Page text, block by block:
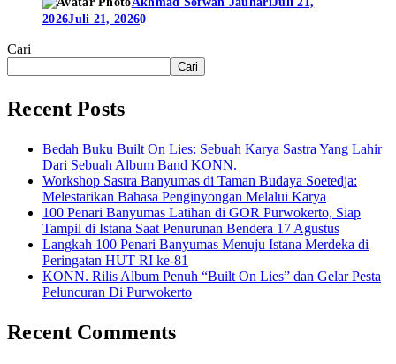
2026Juli 21, 20260
Cari
Cari
Recent Posts
Bedah Buku Built On Lies: Sebuah Karya Sastra Yang Lahir
Dari Sebuah Album Band KONN.
Workshop Sastra Banyumas di Taman Budaya Soetedja:
Melestarikan Bahasa Penginyongan Melalui Karya
100 Penari Banyumas Latihan di GOR Purwokerto, Siap
Tampil di Istana Saat Penurunan Bendera 17 Agustus
Langkah 100 Penari Banyumas Menuju Istana Merdeka di
Peringatan HUT RI ke-81
KONN. Rilis Album Penuh “Built On Lies” dan Gelar Pesta
Peluncuran Di Purwokerto
Recent Comments